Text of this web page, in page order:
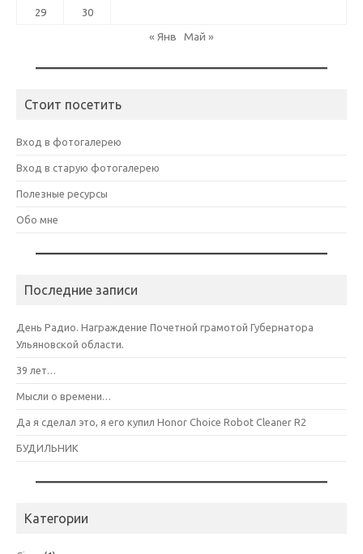
29 30
« Янв Май »
Стоит посетить
Вход в фотогалерею
Вход в старую фотогалерею
Полезные ресурсы
Обо мне
Последние записи
День Радио. Награждение Почетной грамотой Губернатора
Ульяновской области.
39 лет…
Мысли о времени…
Да я сделал это, я его купил Honor Choice Robot Cleaner R2
БУДИЛЬНИК
Категории